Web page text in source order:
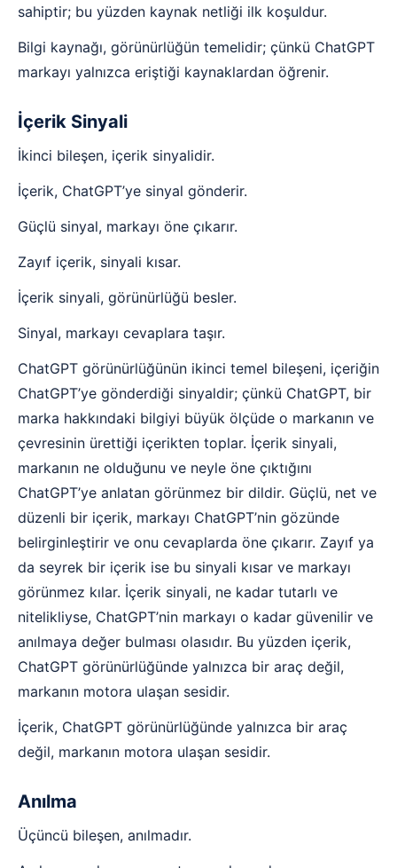
sahiptir; bu yüzden kaynak netliği ilk koşuldur.
Bilgi kaynağı, görünürlüğün temelidir; çünkü ChatGPT
markayı yalnızca eriştiği kaynaklardan öğrenir.
İçerik Sinyali
İkinci bileşen, içerik sinyalidir.
İçerik, ChatGPT’ye sinyal gönderir.
Güçlü sinyal, markayı öne çıkarır.
Zayıf içerik, sinyali kısar.
İçerik sinyali, görünürlüğü besler.
Sinyal, markayı cevaplara taşır.
ChatGPT görünürlüğünün ikinci temel bileşeni, içeriğin
ChatGPT’ye gönderdiği sinyaldir; çünkü ChatGPT, bir
marka hakkındaki bilgiyi büyük ölçüde o markanın ve
çevresinin ürettiği içerikten toplar. İçerik sinyali,
markanın ne olduğunu ve neyle öne çıktığını
ChatGPT’ye anlatan görünmez bir dildir. Güçlü, net ve
düzenli bir içerik, markayı ChatGPT’nin gözünde
belirginleştirir ve onu cevaplarda öne çıkarır. Zayıf ya
da seyrek bir içerik ise bu sinyali kısar ve markayı
görünmez kılar. İçerik sinyali, ne kadar tutarlı ve
nitelikliyse, ChatGPT’nin markayı o kadar güvenilir ve
anılmaya değer bulması olasıdır. Bu yüzden içerik,
ChatGPT görünürlüğünde yalnızca bir araç değil,
markanın motora ulaşan sesidir.
İçerik, ChatGPT görünürlüğünde yalnızca bir araç
değil, markanın motora ulaşan sesidir.
Anılma
Üçüncü bileşen, anılmadır.